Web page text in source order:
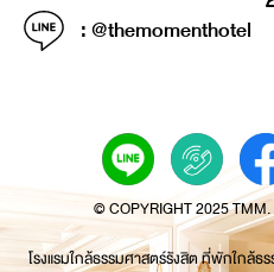
: @themomenthotel
© COPYRIGHT 2025 TMM.
โรงแรมใกล้ธรรมศาสตร์รังสิต ที่พักใกล้ธ